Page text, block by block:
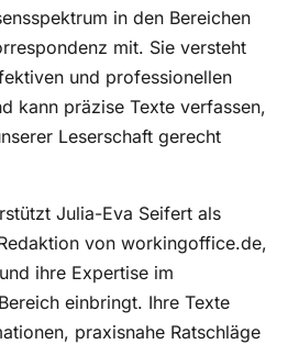
in den Bereichen
mit. Sie versteht
und professionellen
kann präzise Texte verfassen,
Leserschaft gerecht
Julia-Eva Seifert als
von workingoffice.de,
ihre Expertise im
einbringt. Ihre Texte
praxisnahe Ratschläge